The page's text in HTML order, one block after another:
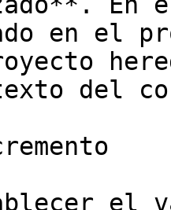
en el
del
el